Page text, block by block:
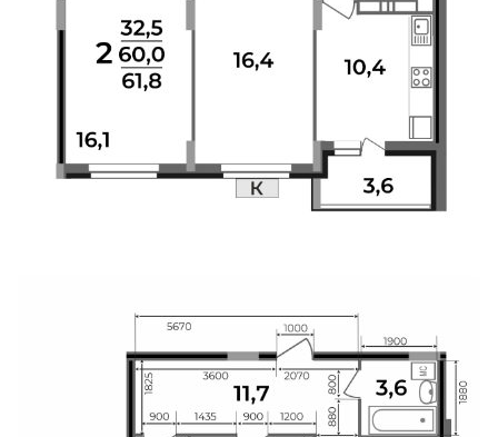
Выбор недвижимости
Свои Люди
Офис продаж
Работа